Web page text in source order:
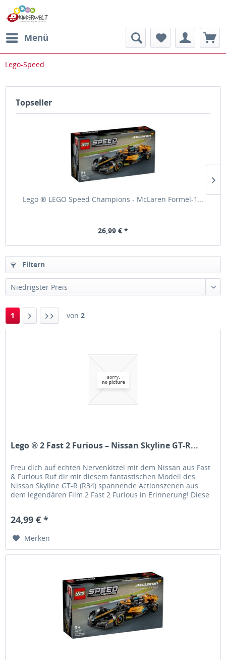
Menü
Lego-Speed
Topseller
Lego ® LEGO Speed Champions - McLaren Formel-1...
26,99 € *
Filtern
1 von 2
Lego ® 2 Fast 2 Furious – Nissan Skyline GT-R...
Freu dich auf echten Nervenkitzel mit dem Nissan aus Fast
& Furious Ruf dir mit diesem fantastischen Modell des
Nissan Skyline GT-R (R34) spannende Actionszenen aus
dem legendären Film 2 Fast 2 Furious in Erinnerung! Diese
24,99 € *
Merken